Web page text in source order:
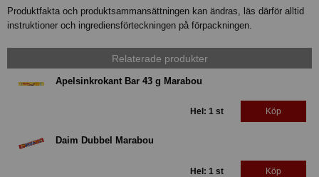
Produktfakta och produktsammansättningen kan ändras, läs därför alltid
instruktioner och ingrediensförteckningen på förpackningen.
Relaterade produkter
Apelsinkrokant Bar 43 g Marabou
Hel: 1 st Köp
Daim Dubbel Marabou
Hel: 1 st Köp